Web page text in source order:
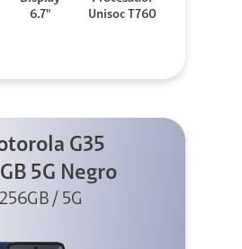
6.7"
Unisoc T760
G35
5G Negro
256GB / 5G